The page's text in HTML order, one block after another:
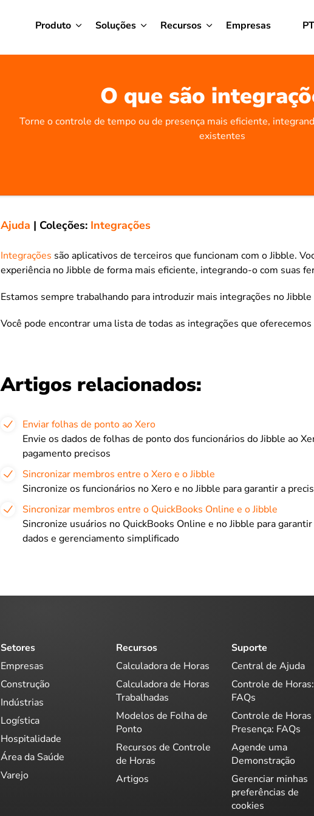
Produto Soluções Recursos Empresas
O que são
Torne o controle de tempo ou de presença mais eficiente,
existentes
Ajuda | Coleções: Integrações
Integrações são aplicativos de terceiros que funcionam com o Jibble.
experiência no Jibble de forma mais eficiente, integrando-o com suas
Estamos sempre trabalhando para introduzir mais integrações no
Você pode encontrar uma lista de todas as integrações que oferecemos
Artigos relacionados:
Enviar folhas de ponto ao Xero
Envie os dados de folhas de ponto dos funcionários do Jibble ao
pagamento precisos
Sincronizar membros entre o Xero e o Jibble
Sincronize os funcionários no Xero e no Jibble para garantir a
Sincronizar membros entre o QuickBooks Online e o Jibble
Sincronize usuários no QuickBooks Online e no Jibble para
dados e gerenciamento simplificado
Setores
Empresas
Construção
Indústrias
Logística
Hospitalidade
Área da Saúde
Varejo
Recursos
Calculadora de Horas
Calculadora de Horas
Trabalhadas
Modelos de Folha de
Ponto
Recursos de Controle
de Horas
Artigos
Suporte
Central de Ajuda
Controle de Horas:
FAQs
Controle de Horas
Presença: FAQs
Agende uma
Demonstração
Gerenciar minhas
preferências de
cookies